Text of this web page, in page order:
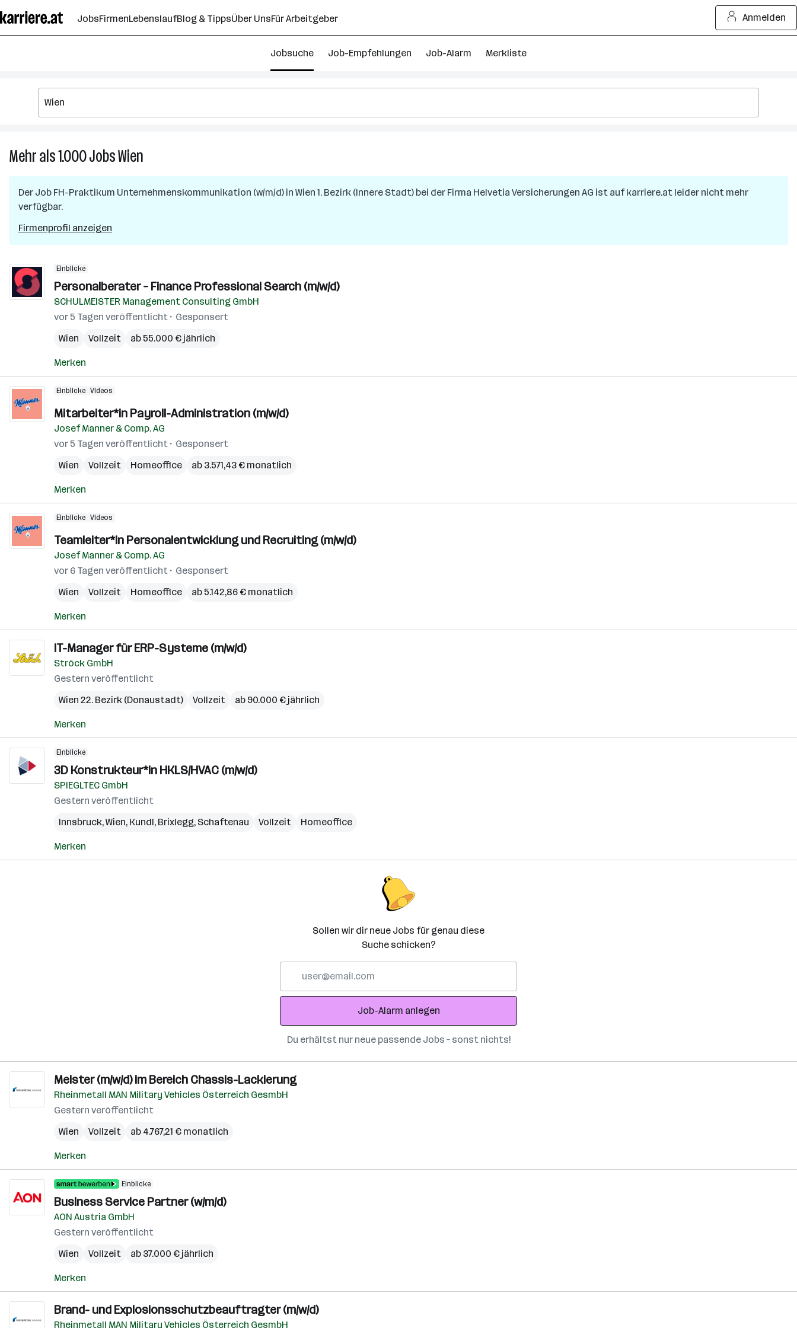
Seiteninhalt
springen
JobsFirmenLebenslaufBlog & TippsÜber UnsFür Arbeitgeber Anmelden
Jobsuche Job-Empfehlungen Job-Alarm Merkliste
Mehr als 1.000JobsWien
Jobs
Der Job FH-Praktikum Unternehmenskommunikation (w/m/d) in Wien 1. Bezirk (Innere Stadt) bei der Firma Helvetia Versicherungen AG ist auf karriere.at leider nicht mehr
verfügbar.
Firmenprofil anzeigen
Einblicke
Personalberater – Finance Professional Search (m/w/d)
SCHULMEISTER Management Consulting GmbH
vor 5 Tagen veröffentlicht
Gesponsert
Wien
Vollzeit ab 55.000 € jährlich
Merken
Einblicke Videos
Mitarbeiter*in Payroll-Administration (m/w/d)
Josef Manner & Comp. AG
vor 5 Tagen veröffentlicht
Gesponsert
Wien
Vollzeit Homeoffice ab 3.571,43 € monatlich
Merken
Einblicke Videos
Teamleiter*in Personalentwicklung und Recruiting (m/w/d)
Josef Manner & Comp. AG
vor 6 Tagen veröffentlicht
Gesponsert
Wien
Vollzeit Homeoffice ab 5.142,86 € monatlich
Merken
IT-Manager für ERP-Systeme (m/w/d)
Ströck GmbH
Gestern veröffentlicht
Wien 22. Bezirk (Donaustadt)
Vollzeit ab 90.000 € jährlich
Merken
Einblicke
3D Konstrukteur*in HKLS/HVAC (m/w/d)
SPIEGLTEC GmbH
Gestern veröffentlicht
Innsbruck,Wien, Kundl, Brixlegg, Schaftenau Vollzeit Homeoffice
Merken
Sollen wir dir neue Jobs für genau diese
Suche schicken?
Adresse
Job-Alarm anlegen
Du erhältst nur neue passende Jobs – sonst nichts!
Meister (m/w/d) im Bereich Chassis-Lackierung
Rheinmetall MAN Military Vehicles Österreich GesmbH
Gestern veröffentlicht
Wien
Vollzeit ab 4.767,21 € monatlich
Merken
Einblicke
Business Service Partner (w/m/d)
AON Austria GmbH
Gestern veröffentlicht
Wien
Vollzeit ab 37.000 € jährlich
Merken
Brand- und Explosionsschutzbeauftragter (m/w/d)
Rheinmetall MAN Military Vehicles Österreich GesmbH